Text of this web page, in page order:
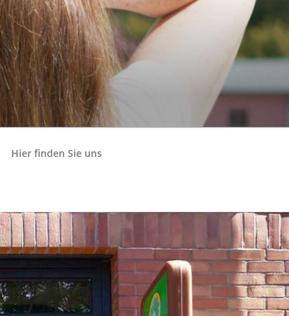
Hier finden Sie uns